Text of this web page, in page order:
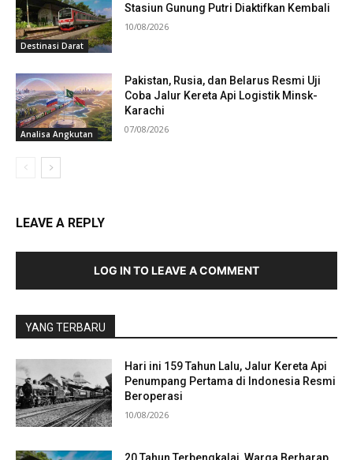
Destinasi Darat
Stasiun Gunung Putri Diaktifkan Kembali
10/08/2026
Analisa Angkutan
Pakistan, Rusia, dan Belarus Resmi Uji
Coba Jalur Kereta Api Logistik Minsk-
Karachi
07/08/2026
LEAVE A REPLY
LOG IN TO LEAVE A COMMENT
YANG TERBARU
Hari ini 159 Tahun Lalu, Jalur Kereta Api
Penumpang Pertama di Indonesia Resmi
Beroperasi
10/08/2026
20 Tahun Terbengkalai, Warga Berharap